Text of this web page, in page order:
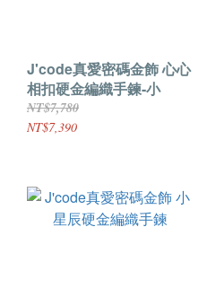
J'code真愛密碼金飾 心心
相扣硬金編織手鍊-小
NT$7,780
NT$7,390